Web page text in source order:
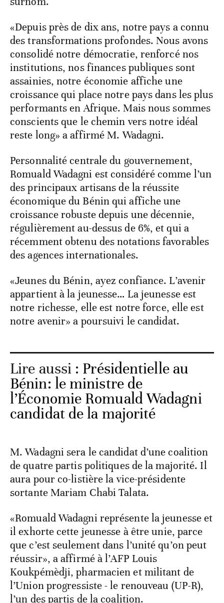
«Depuis près de dix ans, notre pays a connu
des transformations profondes. Nous avons
consolidé notre démocratie, renforcé nos
institutions, nos finances publiques sont
assainies, notre économie affiche une
croissance qui place notre pays dans les plus
performants en Afrique. Mais nous sommes
conscients que le chemin vers notre idéal
reste long» a affirmé M. Wadagni.
Personnalité centrale du gouvernement,
Romuald Wadagni est considéré comme l’un
des principaux artisans de la réussite
économique du Bénin qui affiche une
croissance robuste depuis une décennie,
régulièrement au-dessus de 6%, et qui a
récemment obtenu des notations favorables
des agences internationales.
«Jeunes du Bénin, ayez confiance. L’avenir
appartient à la jeunesse… La jeunesse est
notre richesse, elle est notre force, elle est
notre avenir» a poursuivi le candidat.
Lire aussi : Présidentielle au
Bénin: le ministre de
l’Économie Romuald Wadagni
candidat de la majorité
M. Wadagni sera le candidat d’une coalition
de quatre partis politiques de la majorité. Il
aura pour co-listière la vice-présidente
sortante Mariam Chabi Talata.
«Romuald Wadagni représente la jeunesse et
il exhorte cette jeunesse à être unie, parce
que c’est seulement dans l’unité qu’on peut
réussir», a affirmé à l’AFP Louis
Koukpémèdji, pharmacien et militant de
l’Union progressiste - le renouveau (UP-R),
l’un des partis de la coalition.